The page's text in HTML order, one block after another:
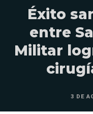
Éxito
entre
Militar
3 DE